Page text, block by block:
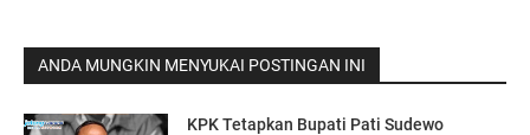
ANDA MUNGKIN MENYUKAI POSTINGAN INI
KPK Tetapkan Bupati Pati Sudewo